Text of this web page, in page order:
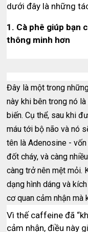
dưới đây là những
1. Cà phê giúp bạn
thông minh hơn
Đây là một trong
này khi bên trong nó
biến. Cụ thể, sau khi
máu tới bộ não và nó
tên là Adenosine -
đốt cháy, và càng
càng trở nên mệt mỏi.
dạng hình dáng và
cơ quan cảm nhận mà
Vì thế caffeine đã
cảm nhận, điều này